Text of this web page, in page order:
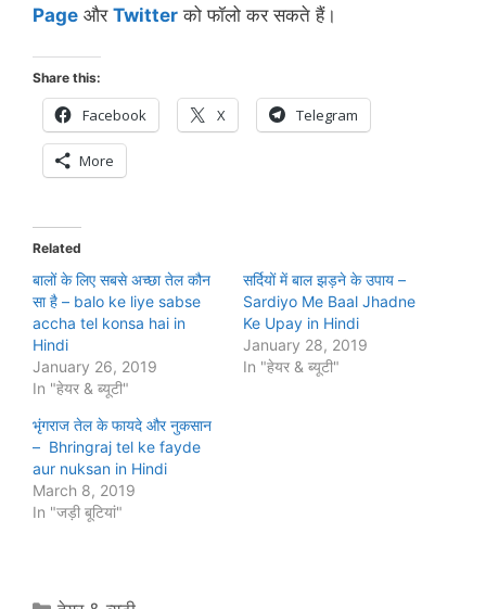
Page और Twitter को फॉलो कर सकते हैं।
Share this:
Facebook X Telegram
More
Related
बालों के लिए सबसे अच्छा तेल कौन
सा है – balo ke liye sabse
accha tel konsa hai in
Hindi
January 26, 2019
In "हेयर & ब्‍यूटी"
सर्दियों में बाल झड़ने के उपाय –
Sardiyo Me Baal Jhadne
Ke Upay in Hindi
January 28, 2019
In "हेयर & ब्‍यूटी"
भृंगराज तेल के फायदे और नुकसान
– Bhringraj tel ke fayde
aur nuksan in Hindi
March 8, 2019
In "जड़ी बूटियां"